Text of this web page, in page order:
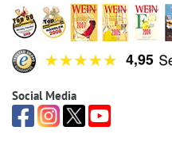
Social Media